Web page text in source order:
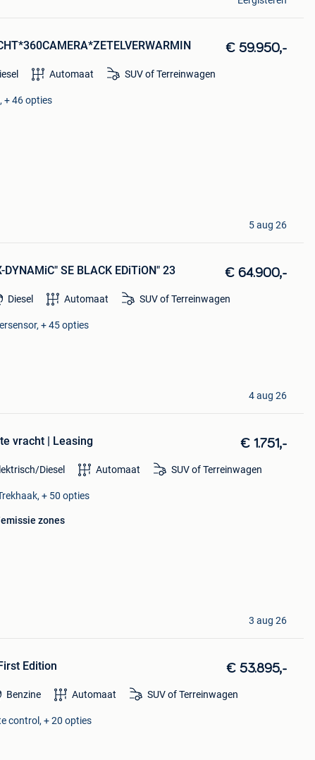
€ 59.950,-
Automaat SUV of Terreinwagen
+ 46 opties
5 aug 26
SE BLACK EDiTiON" 23 € 64.900,-
Diesel Automaat SUV of Terreinwagen
+ 45 opties
4 aug 26
vracht | Leasing € 1.751,-
Diesel Automaat SUV of Terreinwagen
+ 50 opties
zones
3 aug 26
Edition € 53.895,-
Benzine Automaat SUV of Terreinwagen
control, + 20 opties